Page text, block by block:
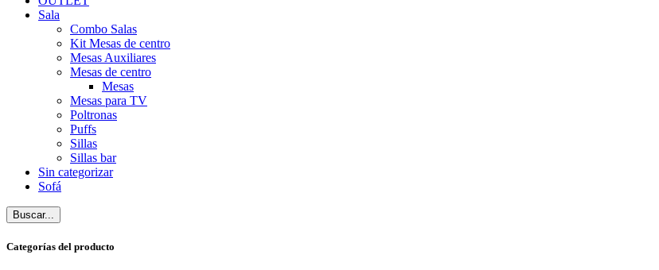
Sala
Combo Salas
Kit Mesas de centro
Mesas Auxiliares
Mesas de centro
Mesas
Mesas para TV
Poltronas
Puffs
Sillas
Sillas bar
Sin categorizar
Sofá
Buscar...
Categorías del producto